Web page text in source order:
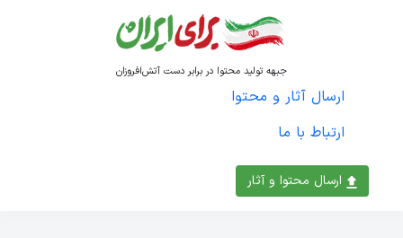
ارسال محتوا و آثار
جبهه تولید محتوا در برابر دست آتش‌افروزان
ارسال آثار و محتوا
ارتباط با ما